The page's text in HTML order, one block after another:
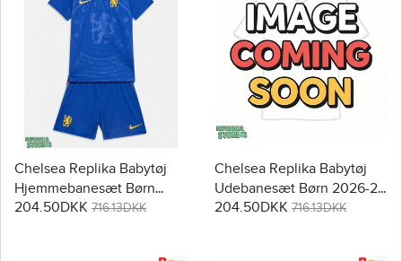
Chelsea Replika Babytøj
Hjemmebanesæt Børn
2026-27 Kortærmet (+
204.50DKK 716.13DKK
Chelsea Replika Babytøj
Udebanesæt Børn 2026-27
Kortærmet (+ Korte bukser)
204.50DKK 716.13DKK